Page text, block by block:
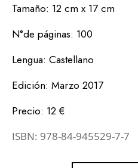
Tamaño: 12 cm x 17 cm
N°de páginas: 100
Lengua: Castellano
Edición: Marzo 2017
Precio: 12 €
ISBN: 978-84-945529-7-7